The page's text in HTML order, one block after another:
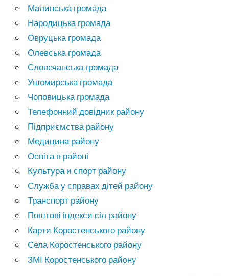
Малинська громада
Народицька громада
Овруцька громада
Олевська громада
Словечанська громада
Ушомирська громада
Чоповицька громада
Телефонний довідник району
Підприємства району
Медицина району
Освіта в районі
Культура и спорт району
Служба у справах дітей району
Транспорт району
Поштові індекси сіл району
Карти Коростенського району
Села Коростенського району
ЗМІ Коростенського району